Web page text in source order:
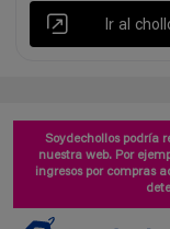
Ir al
Soydechollos podría
nuestra web. Por
ingresos por compras